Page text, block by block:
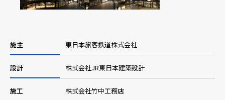
ニュース
お問い合わせ
施主 東日本旅客鉄道株式会社
設計 株式会社JR東日本建築設計
施工 株式会社竹中工務店